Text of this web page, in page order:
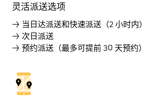
灵活派送选项
→ 当日达派送和快速派送（2 小时内）
→ 次日派送
→ 预约派送（最多可提前 30 天预约）